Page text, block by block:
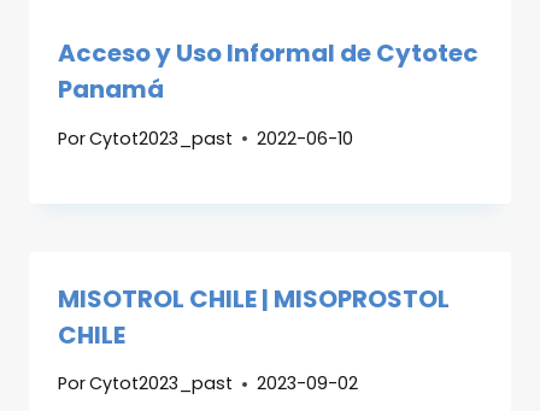
Acceso y Uso Informal de Cytotec
Panamá
PorCytot2023_past 2022-06-10
MISOTROL CHILE | MISOPROSTOL
CHILE
PorCytot2023_past 2023-09-02